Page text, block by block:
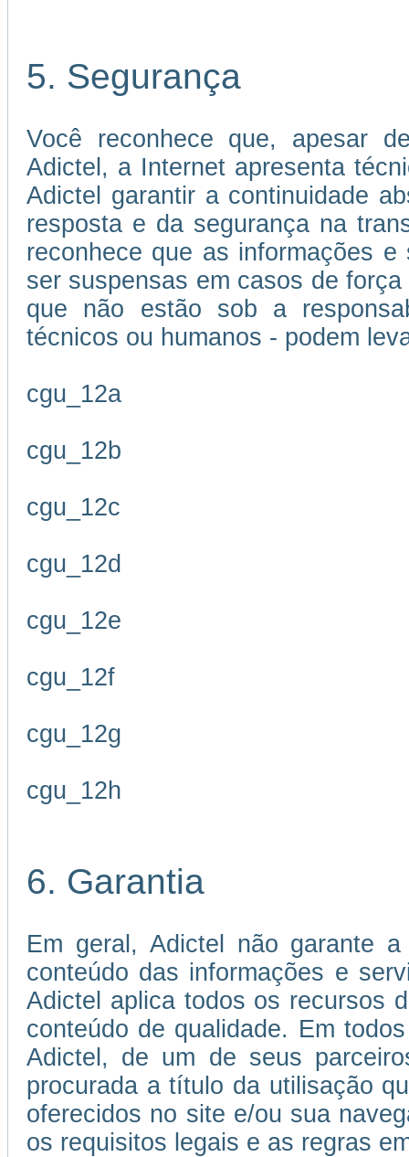
5. Segurança
Você reconhece que, apesar
Adictel, a Internet apresenta
Adictel garantir a continuidade
resposta e da segurança na
reconhece que as informações
ser suspensas em casos de
que não estão sob a
técnicos ou humanos - podem
cgu_12a
cgu_12b
cgu_12c
cgu_12d
cgu_12e
cgu_12f
cgu_12g
cgu_12h
6. Garantia
Em geral, Adictel não garante
conteúdo das informações e
Adictel aplica todos os recursos
conteúdo de qualidade. Em
Adictel, de um de seus
procurada a título da utilisação
oferecidos no site e/ou sua
os requisitos legais e as regras